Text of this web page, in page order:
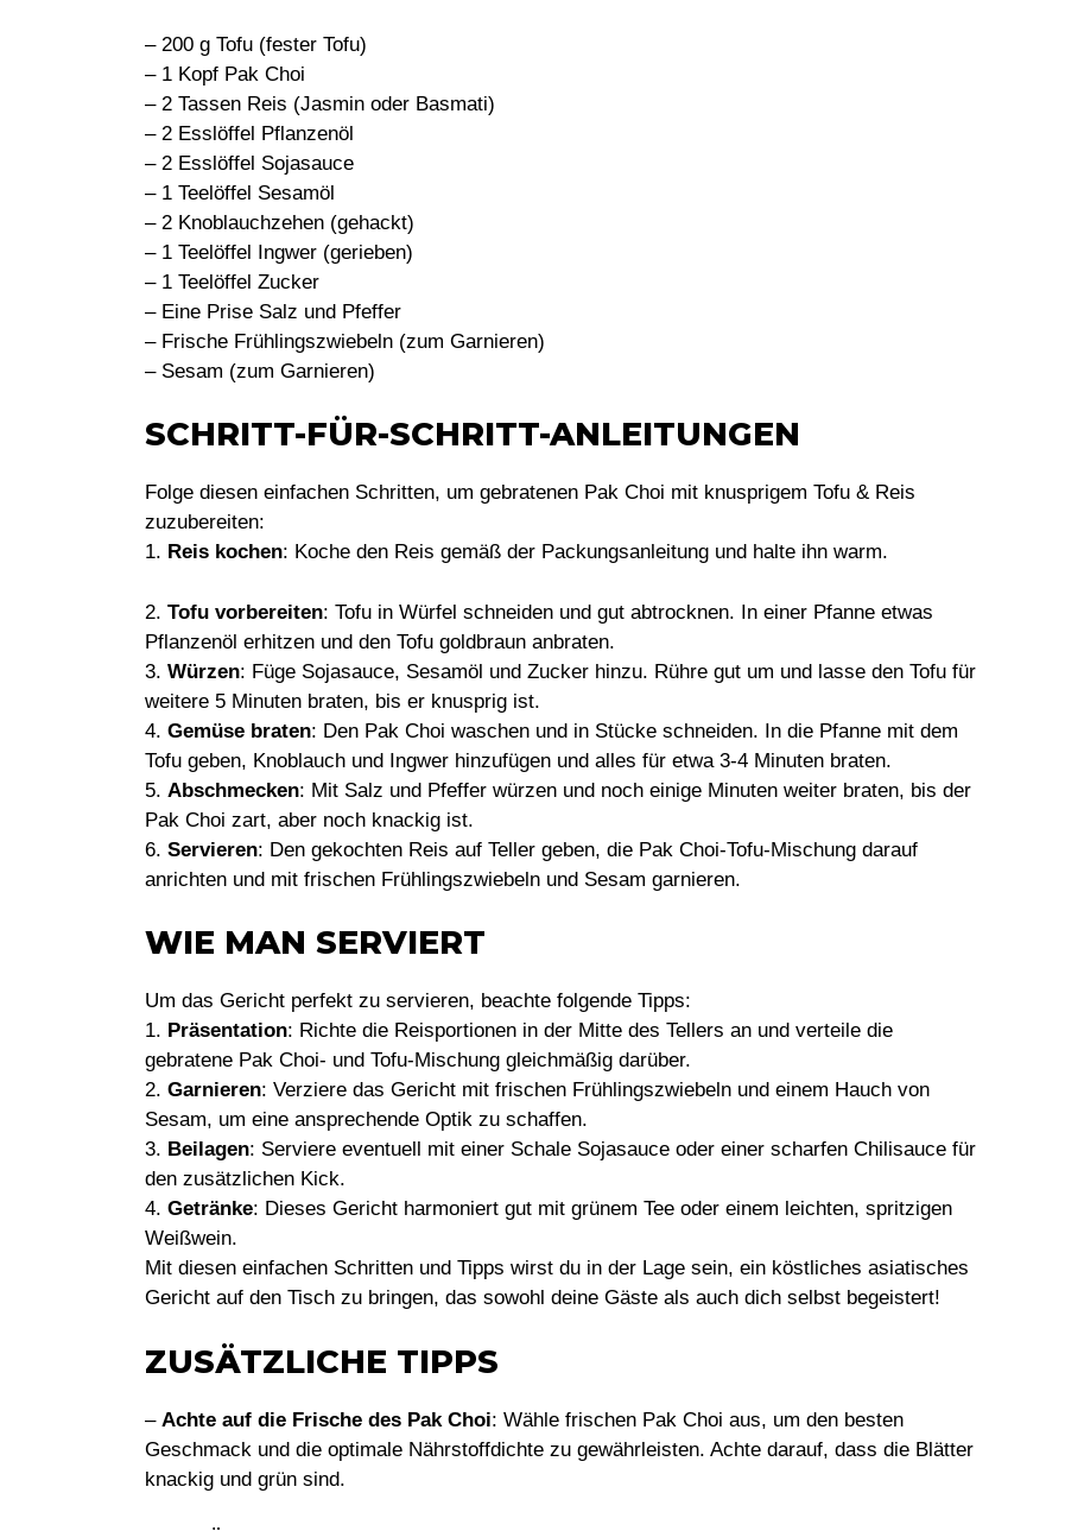
– 200 g Tofu (fester Tofu)
– 1 Kopf Pak Choi
– 2 Tassen Reis (Jasmin oder Basmati)
– 2 Esslöffel Pflanzenöl
– 2 Esslöffel Sojasauce
– 1 Teelöffel Sesamöl
– 2 Knoblauchzehen (gehackt)
– 1 Teelöffel Ingwer (gerieben)
– 1 Teelöffel Zucker
– Eine Prise Salz und Pfeffer
– Frische Frühlingszwiebeln (zum Garnieren)
– Sesam (zum Garnieren)
SCHRITT-FÜR-SCHRITT-ANLEITUNGEN
Folge diesen einfachen Schritten, um gebratenen Pak Choi mit knusprigem Tofu & Reis
zuzubereiten:
1. Reis kochen: Koche den Reis gemäß der Packungsanleitung und halte ihn warm.
2. Tofu vorbereiten: Tofu in Würfel schneiden und gut abtrocknen. In einer Pfanne etwas
Pflanzenöl erhitzen und den Tofu goldbraun anbraten.
3. Würzen: Füge Sojasauce, Sesamöl und Zucker hinzu. Rühre gut um und lasse den Tofu für
weitere 5 Minuten braten, bis er knusprig ist.
4. Gemüse braten: Den Pak Choi waschen und in Stücke schneiden. In die Pfanne mit dem
Tofu geben, Knoblauch und Ingwer hinzufügen und alles für etwa 3-4 Minuten braten.
5. Abschmecken: Mit Salz und Pfeffer würzen und noch einige Minuten weiter braten, bis der
Pak Choi zart, aber noch knackig ist.
6. Servieren: Den gekochten Reis auf Teller geben, die Pak Choi-Tofu-Mischung darauf
anrichten und mit frischen Frühlingszwiebeln und Sesam garnieren.
WIE MAN SERVIERT
Um das Gericht perfekt zu servieren, beachte folgende Tipps:
1. Präsentation: Richte die Reisportionen in der Mitte des Tellers an und verteile die
gebratene Pak Choi- und Tofu-Mischung gleichmäßig darüber.
2. Garnieren: Verziere das Gericht mit frischen Frühlingszwiebeln und einem Hauch von
Sesam, um eine ansprechende Optik zu schaffen.
3. Beilagen: Serviere eventuell mit einer Schale Sojasauce oder einer scharfen Chilisauce für
den zusätzlichen Kick.
4. Getränke: Dieses Gericht harmoniert gut mit grünem Tee oder einem leichten, spritzigen
Weißwein.
Mit diesen einfachen Schritten und Tipps wirst du in der Lage sein, ein köstliches asiatisches
Gericht auf den Tisch zu bringen, das sowohl deine Gäste als auch dich selbst begeistert!
ZUSÄTZLICHE TIPPS
– Achte auf die Frische des Pak Choi: Wähle frischen Pak Choi aus, um den besten
Geschmack und die optimale Nährstoffdichte zu gewährleisten. Achte darauf, dass die Blätter
knackig und grün sind.